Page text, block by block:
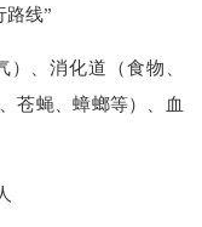
线”
、消化道（食物、
苍蝇、蟑螂等）、血